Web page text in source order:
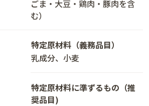
ごま・大豆・鶏肉・豚肉を含
む）
特定原材料（義務品目）
乳成分、小麦
特定原材料に準ずるもの（推
奨品目)